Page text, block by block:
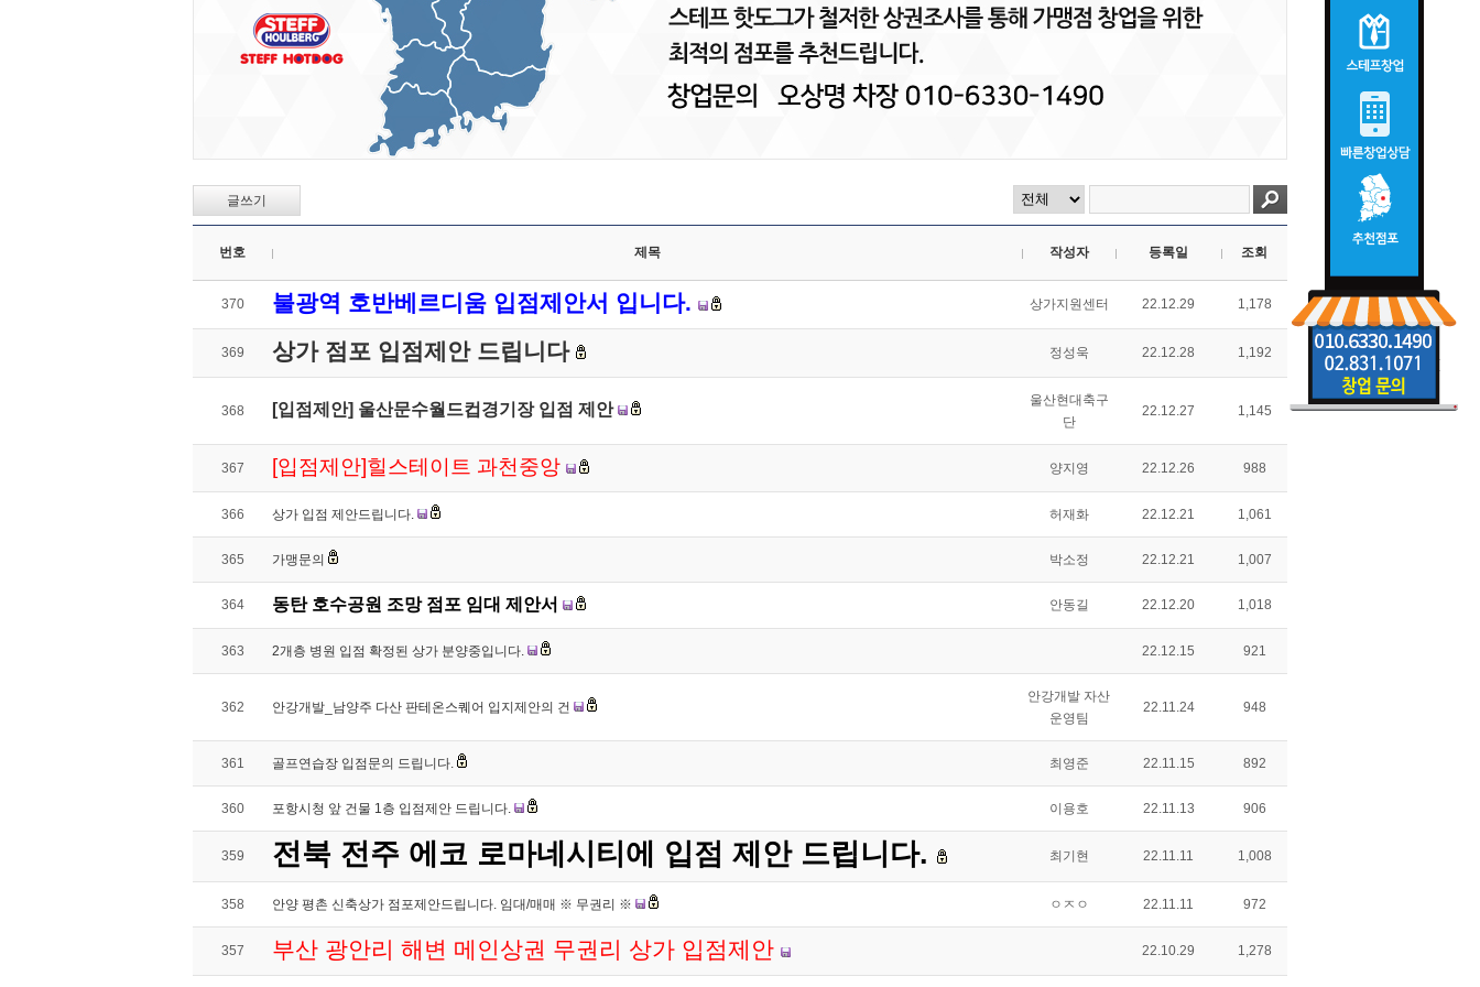
글쓰기
번호 제목 작성자 등록일 조회
370 불광역 호반베르디움 입점제안서 입니다. 상가지원센터 22.12.29 1,178
369 상가 점포 입점제안 드립니다 정성욱 22.12.28 1,192
368 [입점제안] 울산문수월드컵경기장 입점 제안
울산현대축구
단
22.12.27 1,145
367 [입점제안]힐스테이트 과천중앙 양지영 22.12.26 988
366 상가 입점 제안드립니다. 허재화 22.12.21 1,061
365 가맹문의 박소정 22.12.21 1,007
364 동탄 호수공원 조망 점포 임대 제안서 안동길 22.12.20 1,018
363 2개층 병원 입점 확정된 상가 분양중입니다. 22.12.15 921
362 안강개발_남양주 다산 판테온스퀘어 입지제안의 건
안강개발 자산
운영팀
22.11.24 948
361 골프연습장 입점문의 드립니다. 최영준 22.11.15 892
360 포항시청 앞 건물 1층 입점제안 드립니다. 이용호 22.11.13 906
359 전북 전주 에코 로마네시티에 입점 제안 드립니다. 최기현 22.11.11 1,008
358 안양 평촌 신축상가 점포제안드립니다. 임대/매매 ※ 무권리 ※ ㅇㅈㅇ 22.11.11 972
357 부산 광안리 해변 메인상권 무권리 상가 입점제안 22.10.29 1,278